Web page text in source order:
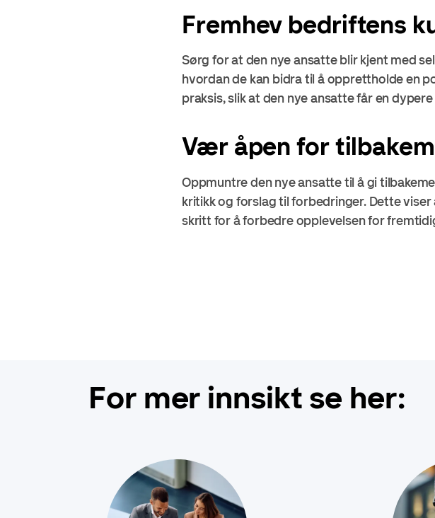
Fremhev bedriftens
Sørg for at den nye ansatte blir kjent med
hvordan de kan bidra til å opprettholde en
praksis, slik at den nye ansatte får en
Vær åpen for
Oppmuntre den nye ansatte til å gi
kritikk og forslag til forbedringer. Dette
skritt for å forbedre opplevelsen for
For mer innsikt se her: